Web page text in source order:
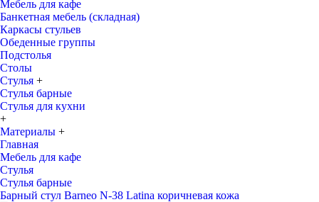
Мебель для кафе
Банкетная мебель (складная)
Каркасы стульев
Обеденные группы
Подстолья
Столы
Стулья +
Стулья барные
Стулья для кухни
+
Материалы +
Главная
Мебель для кафе
Стулья
Стулья барные
Барный стул Barneo N-38 Latina коричневая кожа